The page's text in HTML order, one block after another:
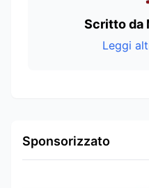
Scritto da
Leggi
Sponsorizzato